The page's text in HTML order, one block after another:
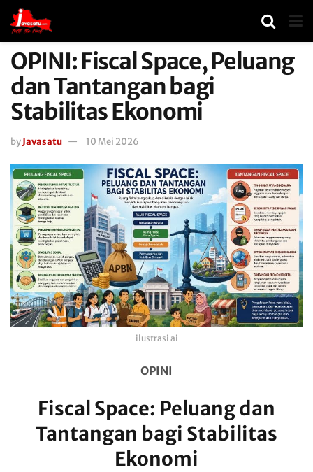
OPINI: Fiscal Space, Peluang
dan Tantangan bagi
Stabilitas Ekonomi
byJavasatu 10 Mei 2026
ilustrasi ai
OPINI
Fiscal Space: Peluang dan
Tantangan bagi Stabilitas
Ekonomi